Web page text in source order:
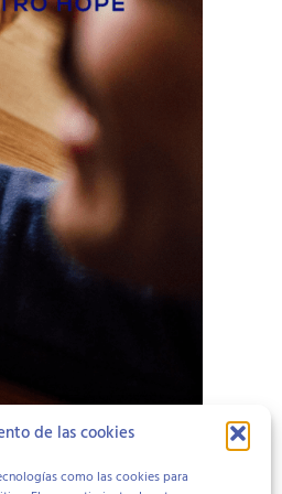
de las cookies
como las cookies para